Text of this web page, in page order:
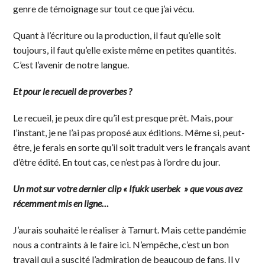
genre de témoignage sur tout ce que j’ai vécu.
Quant à l’écriture ou la production, il faut qu’elle soit
toujours, il faut qu’elle existe même en petites quantités.
C’est l’avenir de notre langue.
Et pour le recueil de proverbes ?
Le recueil, je peux dire qu’il est presque prêt. Mais, pour
l’instant, je ne l’ai pas proposé aux éditions. Même si, peut-
être, je ferais en sorte qu’il soit traduit vers le français avant
d’être édité. En tout cas, ce n’est pas à l’ordre du jour.
Un mot sur votre dernier clip « Ifukk userbek »que vous avez
récemment mis en ligne…
J’aurais souhaité le réaliser à Tamurt. Mais cette pandémie
nous a contraints à le faire ici. N’empêche, c’est un bon
travail qui a suscité l’admiration de beaucoup de fans. Il y